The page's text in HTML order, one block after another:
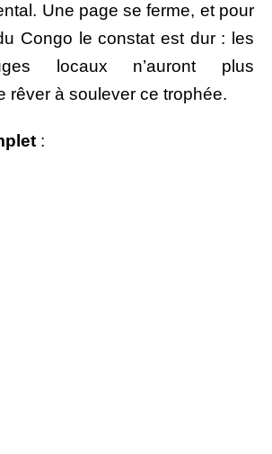
Une page se ferme, et pour
Congo le constat est dur : les
locaux n’auront plus
rêver à soulever ce trophée.
: